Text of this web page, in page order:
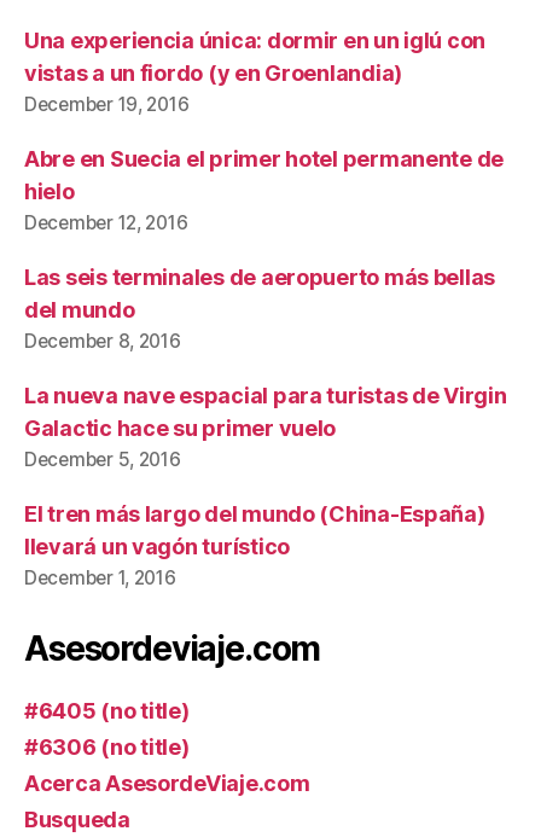
Una experiencia única: dormir en un iglú con
vistas a un fiordo (y en Groenlandia)
December 19, 2016
Abre en Suecia el primer hotel permanente de
hielo
December 12, 2016
Las seis terminales de aeropuerto más bellas
del mundo
December 8, 2016
La nueva nave espacial para turistas de Virgin
Galactic hace su primer vuelo
December 5, 2016
El tren más largo del mundo (China-España)
llevará un vagón turístico
December 1, 2016
Asesordeviaje.com
#6405 (no title)
#6306 (no title)
Acerca AsesordeViaje.com
Busqueda